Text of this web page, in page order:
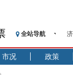
全站导航
市况 政策